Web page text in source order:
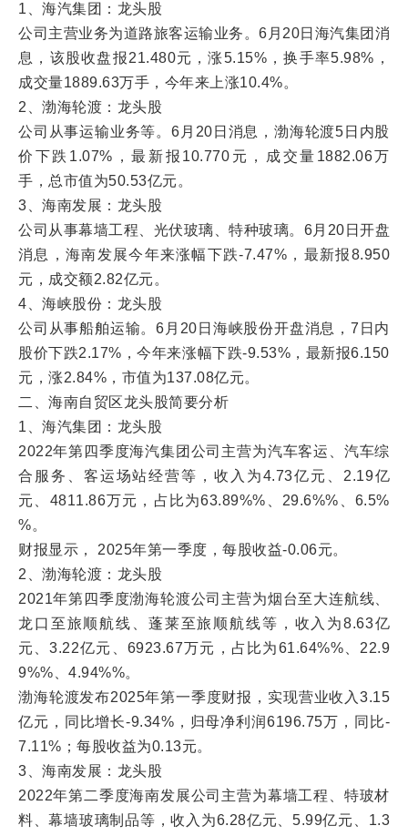
1、海汽集团：龙头股
公司主营业务为道路旅客运输业务。6月20日海汽集团消
息，该股收盘报21.480元，涨5.15%，换手率5.98%，
成交量1889.63万手，今年来上涨10.4%。
2、渤海轮渡：龙头股
公司从事运输业务等。6月20日消息，渤海轮渡5日内股
价下跌1.07%，最新报10.770元，成交量1882.06万
手，总市值为50.53亿元。
3、海南发展：龙头股
公司从事幕墙工程、光伏玻璃、特种玻璃。6月20日开盘
消息，海南发展今年来涨幅下跌-7.47%，最新报8.950
元，成交额2.82亿元。
4、海峡股份：龙头股
公司从事船舶运输。6月20日海峡股份开盘消息，7日内
股价下跌2.17%，今年来涨幅下跌-9.53%，最新报6.150
元，涨2.84%，市值为137.08亿元。
二、海南自贸区龙头股简要分析
1、海汽集团：龙头股
2022年第四季度海汽集团公司主营为汽车客运、汽车综
合服务、客运场站经营等，收入为4.73亿元、2.19亿
元、4811.86万元，占比为63.89%%、29.6%%、6.5%
%。
财报显示， 2025年第一季度，每股收益-0.06元。
2、渤海轮渡：龙头股
2021年第四季度渤海轮渡公司主营为烟台至大连航线、
龙口至旅顺航线、蓬莱至旅顺航线等，收入为8.63亿
元、3.22亿元、6923.67万元，占比为61.64%%、22.9
9%%、4.94%%。
渤海轮渡发布2025年第一季度财报，实现营业收入3.15
亿元，同比增长-9.34%，归母净利润6196.75万，同比-
7.11%；每股收益为0.13元。
3、海南发展：龙头股
2022年第二季度海南发展公司主营为幕墙工程、特玻材
料、幕墙玻璃制品等，收入为6.28亿元、5.99亿元、1.3